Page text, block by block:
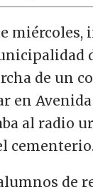
miércoles,
de un
en
al radio
de